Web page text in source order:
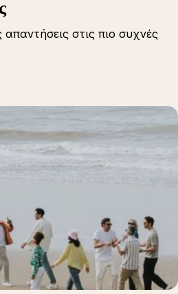
απαντήσεις στις πιο συχνές